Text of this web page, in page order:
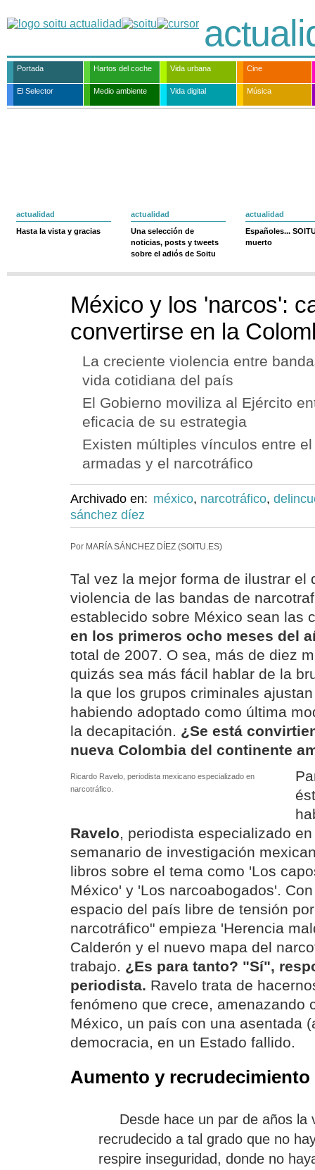
Portada Hartos del coche Vida urbana Cine
El Selector Medio ambiente Vida digital Música
actualidad
Hasta la vista y gracias
actualidad
Una selección de
noticias, posts y tweets
sobre el adiós de Soitu
actualidad
Españoles...
muerto
México y los 'narcos':
convertirse en la
La creciente violencia entre
vida cotidiana del país
El Gobierno moviliza al Ejército
eficacia de su estrategia
Existen múltiples vínculos entre
armadas y el narcotráfico
Archivado en: méxico, narcotráfico,
sánchez díez
Por MARÍA SÁNCHEZ DÍEZ (SOITU.ES)
Tal vez la mejor forma de ilustrar el
violencia de las bandas de
establecido sobre México sean las
en los primeros ocho meses del
total de 2007. O sea, más de diez
quizás sea más fácil hablar de la
la que los grupos criminales
habiendo adoptado como última
la decapitación. ¿Se está
nueva Colombia del continente
Ricardo Ravelo, periodista mexicano especializado en
narcotráfico.
Ravelo, periodista especializado
semanario de investigación
libros sobre el tema como 'Los
México' y 'Los narcoabogados'.
espacio del país libre de tensión
narcotráfico" empieza 'Herencia
Calderón y el nuevo mapa del
trabajo. ¿Es para tanto? "Sí",
periodista. Ravelo trata de
fenómeno que crece, amenazando
México, un país con una asentada
democracia, en un Estado fallido.
Aumento y recrudecimiento
Desde hace un par de años la
recrudecido a tal grado que no
respire inseguridad, donde no